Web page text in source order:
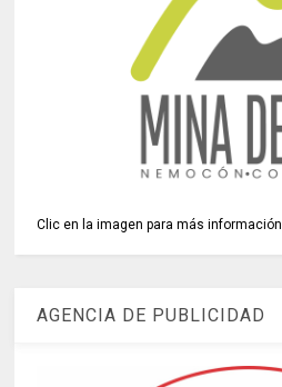
Clic en la imagen para más información
AGENCIA DE PUBLICIDAD